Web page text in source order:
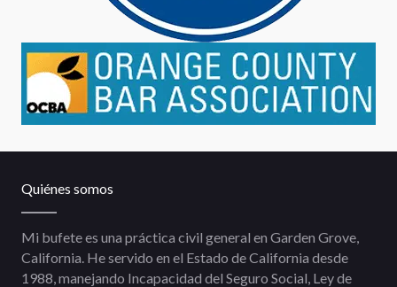
Quiénes somos
Mi bufete es una práctica civil general en Garden Grove,
California. He servido en el Estado de California desde
1988, manejando Incapacidad del Seguro Social, Ley de